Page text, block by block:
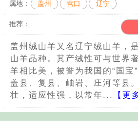
属地： 盖州 营口 辽宁
推荐：
盖州绒山羊又名辽宁绒山羊，
山羊品种。其产绒性可与世界
羊相比美，被誉为我国的“国宝
盖县、复县、岫岩、庄河等县
壮，适应性强，以常年...
【更